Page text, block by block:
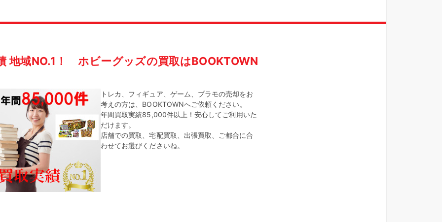
地域NO.1！ ホビーグッズの買取はBOOKTOWN
トレカ、フィギュア、ゲーム、プラモの売却をお
考えの方は、BOOKTOWNへご依頼ください。
年間買取実績85,000件以上！安心してご利用いた
だけます。
店舗での買取、宅配買取、出張買取、ご都合に合
わせてお選びくださいね。